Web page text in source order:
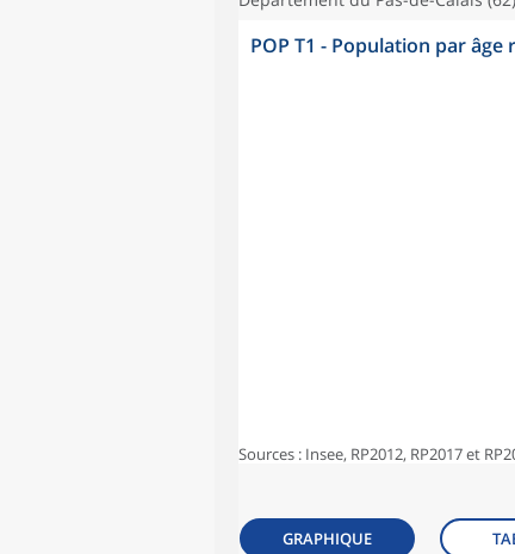
POP T1 - Population par âge
Sources : Insee, RP2012, RP2017 et
GRAPHIQUE